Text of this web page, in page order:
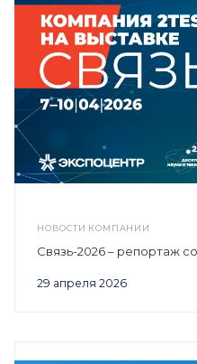
НОВОСТИ КОМПАНИИ
29 апреля 2026
Связь-2026 – репортаж со